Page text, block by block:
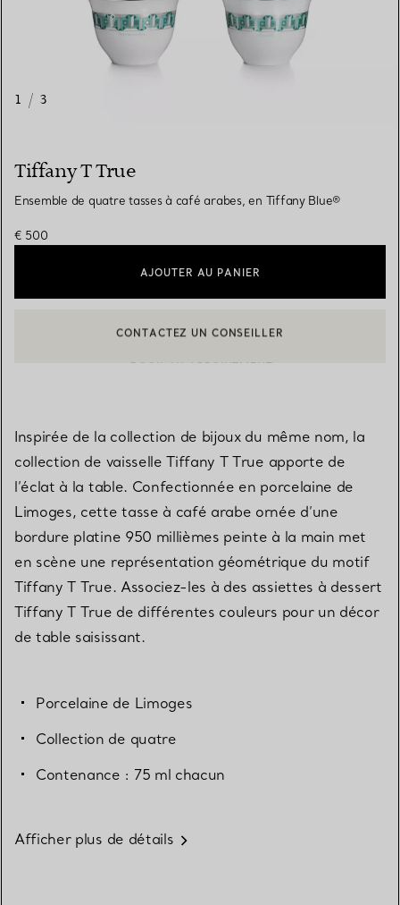
1 / 3
Tiffany T True
Ensemble de quatre tasses à café arabes, en Tiffany Blue®
€ 500
AJOUTER AU PANIER
Inspirée de la collection de bijoux du même nom, la
collection de vaisselle Tiffany T True apporte de
l’éclat à la table. Confectionnée en porcelaine de
Limoges, cette tasse à café arabe ornée d’une
bordure platine 950 millièmes peinte à la main met
en scène une représentation géométrique du motif
Tiffany T True. Associez-les à des assiettes à dessert
Tiffany T True de différentes couleurs pour un décor
de table saisissant.
Porcelaine de Limoges
Collection de quatre
Contenance : 75 ml chacun
Afficher plus de détails